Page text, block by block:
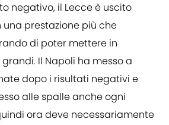
negativo, il Lecce è uscito
prestazione più che
di poter mettere in
Il Napoli ha messo a
dopo i risultati negativi e
alle spalle anche ogni
ora deve necessariamente